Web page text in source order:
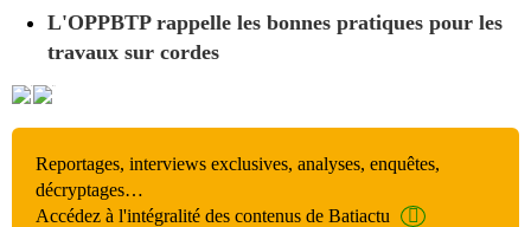
L'OPPBTP rappelle les bonnes pratiques pour les
travaux sur cordes
Reportages, interviews exclusives, analyses, enquêtes,
décryptages…
Accédez à l'intégralité des contenus de Batiactu